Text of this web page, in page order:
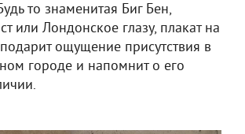
то знаменитая Биг Бен,
или Лондонское глазу, плакат на
ощущение присутствия в
городе и напомнит о его